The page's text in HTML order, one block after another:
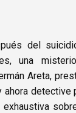
del
una
Areta,
ahora detective